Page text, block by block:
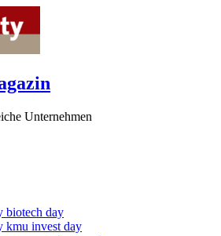
Unternehmen
biotech day
kmu invest day